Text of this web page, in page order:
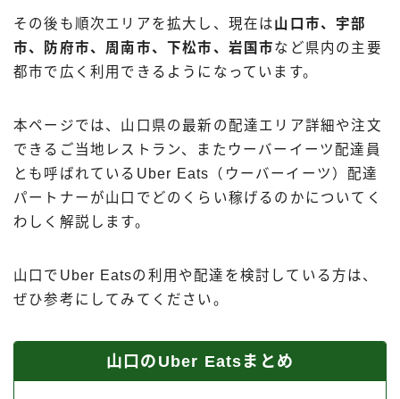
Uber Eats出店方法
出店店舗の取材記事
サービスから探す
Uber Eats
出前館
その後も順次エリアを拡大し、現在は山口市、宇部
市、防府市、周南市、下松市、岩国市など県内の主要
都市で広く利用できるようになっています。
本ページでは、山口県の最新の配達エリア詳細や注文
できるご当地レストラン、またウーバーイーツ配達員
とも呼ばれているUber Eats（ウーバーイーツ）配達
パートナーが山口でどのくらい稼げるのかについてく
わしく解説します。
山口でUber Eatsの利用や配達を検討している方は、
ぜひ参考にしてみてください。
山口のUber Eatsまとめ